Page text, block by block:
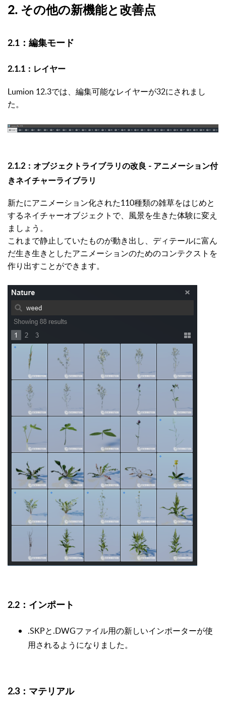
2. その他の新機能と改善点
2.1：編集モード
2.1.1：レイヤー
Lumion 12.3では、編集可能なレイヤーが32にされまし
た。
2.1.2： オブジェクトライブラリの改良 - アニメーション付
きネイチャーライブラリ
新たにアニメーション化された110種類の雑草をはじめと
するネイチャーオブジェクトで、風景を生きた体験に変え
ましょう。
これまで静止していたものが動き出し、ディテールに富ん
だ生き生きとしたアニメーションのためのコンテクストを
作り出すことができます。
2.2：インポート
.SKPと.DWGファイル用の新しいインポーターが使
用されるようになりました。
2.3：マテリアル